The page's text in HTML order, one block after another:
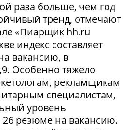
раза больше, чем год
тренд, отмечают
«Пиарщик hh.ru
индекс составляет
вакансию, в
Особенно тяжело
рекламщикам
специалистам,
уровень
резюме на вакансию.